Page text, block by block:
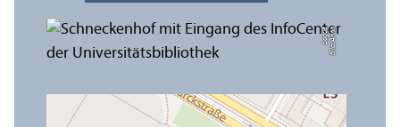
Bil
d:
A
n
n
a
L
o
g
u
e